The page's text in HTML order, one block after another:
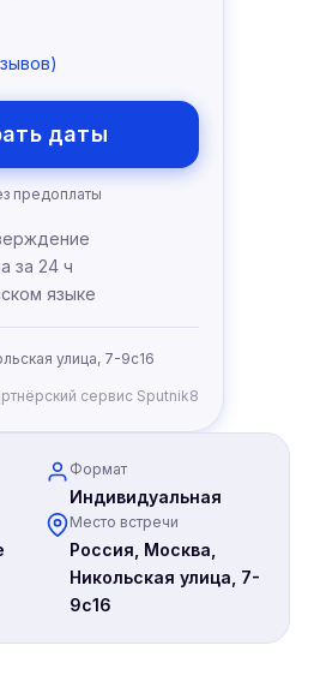
Формат
Индивидуальная
Место встречи
Россия, Москва,
Никольская улица, 7-
9с16
даты
предоплаты
за 24 ч
языке
улица, 7-9с16
сервис Sputnik8